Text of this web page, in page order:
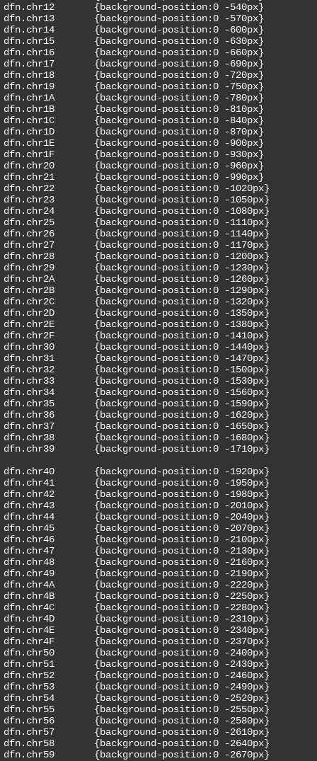
dfn.chr12	{background-position:0 -540px}
dfn.chr13	{background-position:0 -570px}
dfn.chr14	{background-position:0 -600px}
dfn.chr15	{background-position:0 -630px}
dfn.chr16	{background-position:0 -660px}
dfn.chr17	{background-position:0 -690px}
dfn.chr18	{background-position:0 -720px}
dfn.chr19	{background-position:0 -750px}
dfn.chr1A	{background-position:0 -780px}
dfn.chr1B	{background-position:0 -810px}
dfn.chr1C	{background-position:0 -840px}
dfn.chr1D	{background-position:0 -870px}
dfn.chr1E	{background-position:0 -900px}
dfn.chr1F	{background-position:0 -930px}
dfn.chr20	{background-position:0 -960px}
dfn.chr21	{background-position:0 -990px}
dfn.chr22	{background-position:0 -1020px}
dfn.chr23	{background-position:0 -1050px}
dfn.chr24	{background-position:0 -1080px}
dfn.chr25	{background-position:0 -1110px}
dfn.chr26	{background-position:0 -1140px}
dfn.chr27	{background-position:0 -1170px}
dfn.chr28	{background-position:0 -1200px}
dfn.chr29	{background-position:0 -1230px}
dfn.chr2A	{background-position:0 -1260px}
dfn.chr2B	{background-position:0 -1290px}
dfn.chr2C	{background-position:0 -1320px}
dfn.chr2D	{background-position:0 -1350px}
dfn.chr2E	{background-position:0 -1380px}
dfn.chr2F	{background-position:0 -1410px}
dfn.chr30	{background-position:0 -1440px}
dfn.chr31	{background-position:0 -1470px}
dfn.chr32	{background-position:0 -1500px}
dfn.chr33	{background-position:0 -1530px}
dfn.chr34	{background-position:0 -1560px}
dfn.chr35	{background-position:0 -1590px}
dfn.chr36	{background-position:0 -1620px}
dfn.chr37	{background-position:0 -1650px}
dfn.chr38	{background-position:0 -1680px}
dfn.chr39	{background-position:0 -1710px}
dfn.chr40	{background-position:0 -1920px}
dfn.chr41	{background-position:0 -1950px}
dfn.chr42	{background-position:0 -1980px}
dfn.chr43	{background-position:0 -2010px}
dfn.chr44	{background-position:0 -2040px}
dfn.chr45	{background-position:0 -2070px}
dfn.chr46	{background-position:0 -2100px}
dfn.chr47	{background-position:0 -2130px}
dfn.chr48	{background-position:0 -2160px}
dfn.chr49	{background-position:0 -2190px}
dfn.chr4A	{background-position:0 -2220px}
dfn.chr4B	{background-position:0 -2250px}
dfn.chr4C	{background-position:0 -2280px}
dfn.chr4D	{background-position:0 -2310px}
dfn.chr4E	{background-position:0 -2340px}
dfn.chr4F	{background-position:0 -2370px}
dfn.chr50	{background-position:0 -2400px}
dfn.chr51	{background-position:0 -2430px}
dfn.chr52	{background-position:0 -2460px}
dfn.chr53	{background-position:0 -2490px}
dfn.chr54	{background-position:0 -2520px}
dfn.chr55	{background-position:0 -2550px}
dfn.chr56	{background-position:0 -2580px}
dfn.chr57	{background-position:0 -2610px}
dfn.chr58	{background-position:0 -2640px}
dfn.chr59	{background-position:0 -2670px}